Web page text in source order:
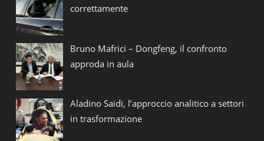
correttamente
Bruno Mafrici – Dongfeng, il confronto
approda in aula
Aladino Saidi, l’approccio analitico a settori
in trasformazione